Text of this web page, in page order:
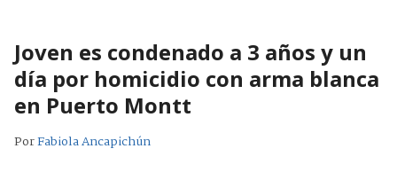
Joven es condenado a 3 años y un
día por homicidio con arma blanca
en Puerto Montt
PorFabiola Ancapichún